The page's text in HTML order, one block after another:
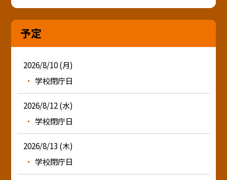
予定
2026/8/10 (月)
学校閉庁日
2026/8/12 (水)
学校閉庁日
2026/8/13 (木)
学校閉庁日